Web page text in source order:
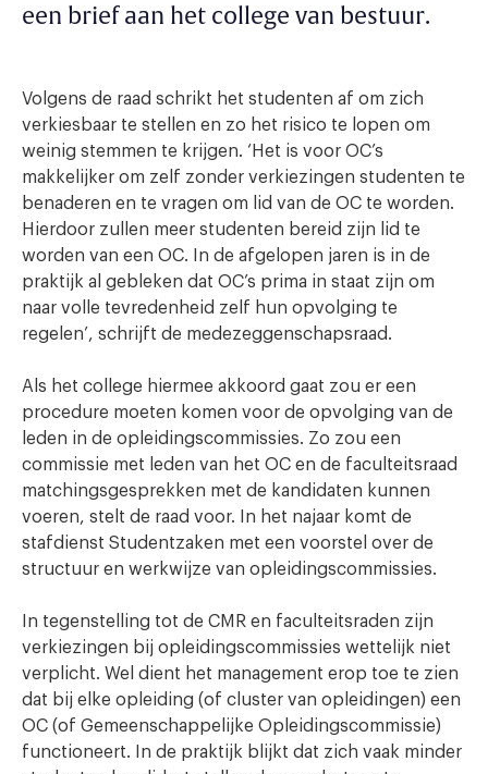
een brief aan het college van bestuur.
Volgens de raad schrikt het studenten af om zich
verkiesbaar te stellen en zo het risico te lopen om
weinig stemmen te krijgen. ‘Het is voor OC’s
makkelijker om zelf zonder verkiezingen studenten te
benaderen en te vragen om lid van de OC te worden.
Hierdoor zullen meer studenten bereid zijn lid te
worden van een OC. In de afgelopen jaren is in de
praktijk al gebleken dat OC’s prima in staat zijn om
naar volle tevredenheid zelf hun opvolging te
regelen’, schrijft de medezeggenschapsraad.
Als het college hiermee akkoord gaat zou er een
procedure moeten komen voor de opvolging van de
leden in de opleidingscommissies. Zo zou een
commissie met leden van het OC en de faculteitsraad
matchingsgesprekken met de kandidaten kunnen
voeren, stelt de raad voor. In het najaar komt de
stafdienst Studentzaken met een voorstel over de
structuur en werkwijze van opleidingscommissies.
In tegenstelling tot de CMR en faculteitsraden zijn
verkiezingen bij opleidingscommissies wettelijk niet
verplicht. Wel dient het management erop toe te zien
dat bij elke opleiding (of cluster van opleidingen) een
OC (of Gemeenschappelijke Opleidingscommissie)
functioneert. In de praktijk blijkt dat zich vaak minder